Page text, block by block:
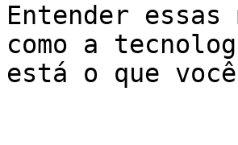
Entender
como a
está o que